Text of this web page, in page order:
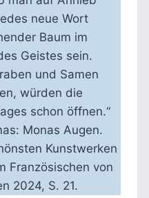
neue Wort
Baum im
Geistes sein.
und Samen
würden die
schon öffnen.“
Monas Augen.
Kunstwerken
Französischen von
2024, S. 21.